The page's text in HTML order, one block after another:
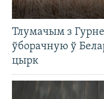
Тлумачым з
ўборачную ў
цырк